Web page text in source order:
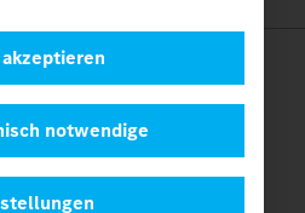
notwendige
Anbieter
Hinweise
Kontakt
Cookies